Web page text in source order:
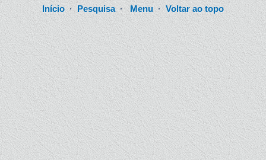
Início· Pesquisa·Menu·Voltar ao topo